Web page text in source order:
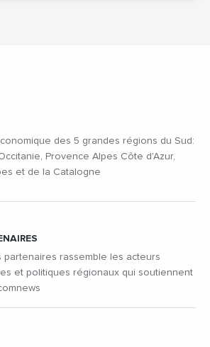
des 5 grandes régions du Sud:
Provence Alpes Côte d'Azur,
et de la Catalogne
partenaires rassemble les acteurs
et politiques régionaux qui soutiennent